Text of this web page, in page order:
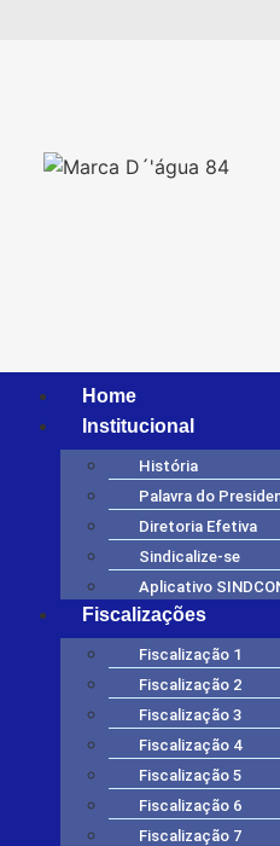
Home
Institucional
História
Palavra do
Diretoria Efetiva
Sindicalize-se
Aplicativo
Fiscalizações
Fiscalização 1
Fiscalização 2
Fiscalização 3
Fiscalização 4
Fiscalização 5
Fiscalização 6
Fiscalização 7